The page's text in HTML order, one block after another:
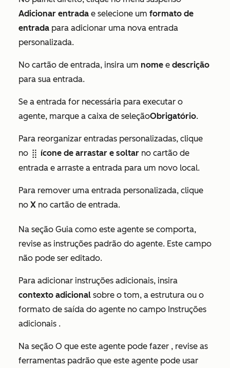
Adicionar entrada e selecione um formato de
entrada para adicionar uma nova entrada
personalizada.
No cartão de entrada, insira um nome e descrição
para sua entrada.
Se a entrada for necessária para executar o
agente, marque a caixa de seleçãoObrigatório.
Para reorganizar entradas personalizadas, clique
no dragHandle ícone de arrastar e soltar no cartão de
entrada e arraste a entrada para um novo local.
Para remover uma entrada personalizada, clique
no X no cartão de entrada.
Na seção Guia como este agente se comporta,
revise as instruções padrão do agente. Este campo
não pode ser editado.
Para adicionar instruções adicionais, insira
contexto adicional sobre o tom, a estrutura ou o
formato de saída do agente no campo Instruções
adicionais .
Na seção O que este agente pode fazer , revise as
ferramentas padrão que este agente pode usar